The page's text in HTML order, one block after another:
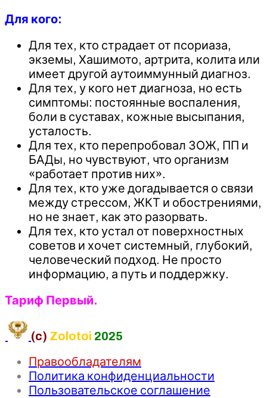
Для кого:
Для тех, кто страдает от псориаза,
экземы, Хашимото, артрита, колита или
имеет другой аутоиммунный диагноз.
Для тех, у кого нет диагноза, но есть
симптомы: постоянные воспаления,
боли в суставах, кожные высыпания,
усталость.
Для тех, кто перепробовал ЗОЖ, ПП и
БАДы, но чувствуют, что организм
«работает против них».
Для тех, кто уже догадывается о связи
между стрессом, ЖКТ и обострениями,
но не знает, как это разорвать.
Для тех, кто устал от поверхностных
советов и хочет системный, глубокий,
человеческий подход. Не просто
информацию, а путь и поддержку.
Тариф Первый.
(c) Zolotoi 2025
Правообладателям
Политика конфиденциальности
Пользовательское соглашение